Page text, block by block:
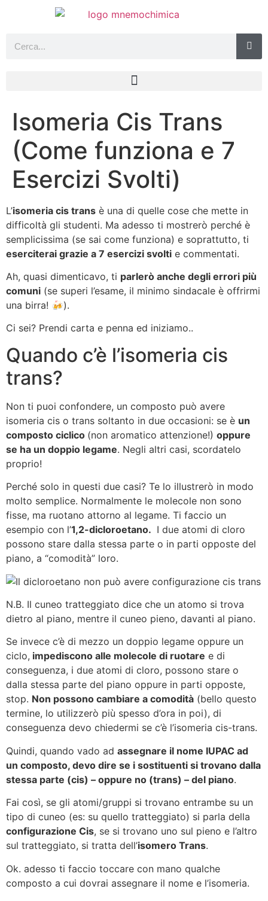
Isomeria Cis Trans
(Come funziona e 7
Esercizi Svolti)
L’isomeria cis trans è una di quelle cose che mette in
difficoltà gli studenti. Ma adesso ti mostrerò perché è
semplicissima (se sai come funziona) e soprattutto, ti
eserciterai grazie a 7 esercizi svolti e commentati.
Ah, quasi dimenticavo, ti parlerò anche degli errori più
comuni (se superi l’esame, il minimo sindacale è offrirmi
una birra! 🍻).
Ci sei? Prendi carta e penna ed iniziamo..
Quando c’è l’isomeria cis
trans?
Non ti puoi confondere, un composto può avere
isomeria cis o trans soltanto in due occasioni: se è un
composto ciclico (non aromatico attenzione!) oppure
se ha un doppio legame. Negli altri casi, scordatelo
proprio!
Perché solo in questi due casi? Te lo illustrerò in modo
molto semplice. Normalmente le molecole non sono
fisse, ma ruotano attorno al legame. Ti faccio un
esempio con l’1,2-dicloroetano. I due atomi di cloro
possono stare dalla stessa parte o in parti opposte del
piano, a “comodità” loro.
N.B. Il cuneo tratteggiato dice che un atomo si trova
dietro al piano, mentre il cuneo pieno, davanti al piano.
Se invece c’è di mezzo un doppio legame oppure un
ciclo, impediscono alle molecole di ruotare e di
conseguenza, i due atomi di cloro, possono stare o
dalla stessa parte del piano oppure in parti opposte,
stop. Non possono cambiare a comodità (bello questo
termine, lo utilizzerò più spesso d’ora in poi), di
conseguenza devo chiedermi se c’è l’isomeria cis-trans.
Quindi, quando vado ad assegnare il nome IUPAC ad
un composto, devo dire se i sostituenti si trovano dalla
stessa parte (cis) – oppure no (trans) – del piano.
Fai così, se gli atomi/gruppi si trovano entrambe su un
tipo di cuneo (es: su quello tratteggiato) si parla della
configurazione Cis, se si trovano uno sul pieno e l’altro
sul tratteggiato, si tratta dell’isomero Trans.
Ok. adesso ti faccio toccare con mano qualche
composto a cui dovrai assegnare il nome e l’isomeria.